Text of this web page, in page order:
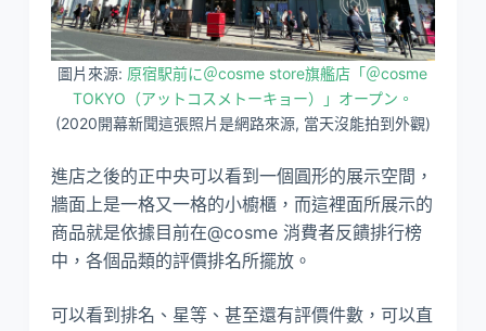
圖片來源: 原宿駅前に＠cosme store旗艦店「＠cosme
TOKYO（アットコスメトーキョー）」オープン。
(2020開幕新聞這張照片是網路來源, 當天沒能拍到外觀)
進店之後的正中央可以看到一個圓形的展示空間，
牆面上是一格又一格的小櫥櫃，而這裡面所展示的
商品就是依據目前在@cosme 消費者反饋排行榜
中，各個品類的評價排名所擺放。
可以看到排名、星等、甚至還有評價件數，可以直